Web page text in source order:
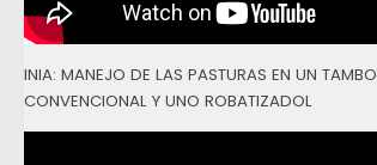
INIA: MANEJO DE LAS PASTURAS EN UN TAMBO
CONVENCIONAL Y UNO ROBATIZADOL